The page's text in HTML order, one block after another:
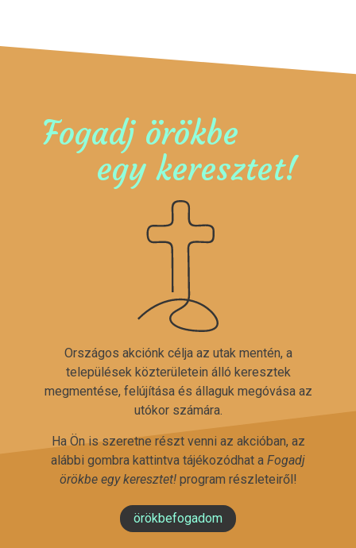
Fogadj örökbe
egy keresztet!
Országos akciónk célja az utak mentén, a
települések közterületein álló keresztek
megmentése, felújítása és állaguk megóvása az
utókor számára.
Ha Ön is szeretne részt venni az akcióban, az
alábbi gombra kattintva tájékozódhat a Fogadj
örökbe egy keresztet!program részleteiről!
örökbefogadom